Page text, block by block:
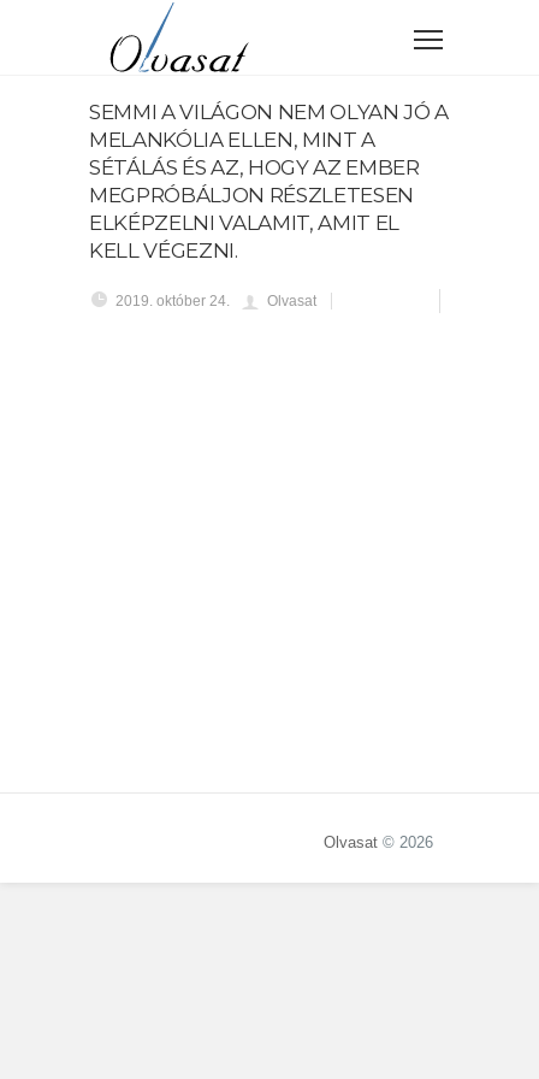
SEMMI A VILÁGON NEM OLYAN JÓ A
MELANKÓLIA ELLEN, MINT A
SÉTÁLÁS ÉS AZ, HOGY AZ EMBER
MEGPRÓBÁLJON RÉSZLETESEN
ELKÉPZELNI VALAMIT, AMIT EL
KELL VÉGEZNI.
2019. október 24. Olvasat
Olvasat © 2026